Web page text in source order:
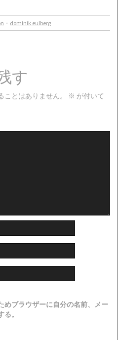
・ dominik eulberg
す
とはありません。 ※ が付いて
めブラウザーに自分の名前、メー
。